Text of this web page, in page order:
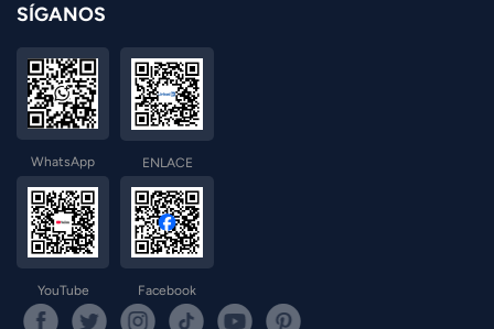
SÍGANOS
WhatsApp ENLACE
YouTube Facebook